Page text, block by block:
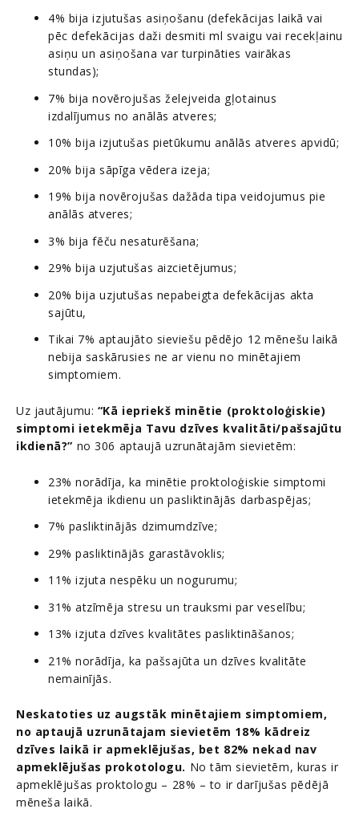
4% bija izjutušas asiņošanu (defekācijas laikā vai
pēc defekācijas daži desmiti ml svaigu vai recekļainu
asiņu un asiņošana var turpināties vairākas
stundas);
7% bija novērojušas želejveida gļotainus
izdalījumus no anālās atveres;
10% bija izjutušas pietūkumu anālās atveres apvidū;
20% bija sāpīga vēdera izeja;
19% bija novērojušas dažāda tipa veidojumus pie
anālās atveres;
3% bija fēču nesaturēšana;
29% bija uzjutušas aizcietējumus;
20% bija uzjutušas nepabeigta defekācijas akta
sajūtu,
Tikai 7% aptaujāto sieviešu pēdējo 12 mēnešu laikā
nebija saskārusies ne ar vienu no minētajiem
simptomiem.
Uz jautājumu: “Kā iepriekš minētie (proktoloģiskie)
simptomi ietekmēja Tavu dzīves kvalitāti/pašsajūtu
ikdienā?” no 306 aptaujā uzrunātajām sievietēm:
23% norādīja, ka minētie proktoloģiskie simptomi
ietekmēja ikdienu un pasliktinājās darbaspējas;
7% pasliktinājās dzimumdzīve;
29% pasliktinājās garastāvoklis;
11% izjuta nespēku un nogurumu;
31% atzīmēja stresu un trauksmi par veselību;
13% izjuta dzīves kvalitātes pasliktināšanos;
21% norādīja, ka pašsajūta un dzīves kvalitāte
nemainījās.
Neskatoties uz augstāk minētajiem simptomiem,
no aptaujā uzrunātajam sievietēm 18% kādreiz
dzīves laikā ir apmeklējušas, bet 82% nekad nav
apmeklējušas prokotologu. No tām sievietēm, kuras ir
apmeklējušas proktologu – 28% – to ir darījušas pēdējā
mēneša laikā.